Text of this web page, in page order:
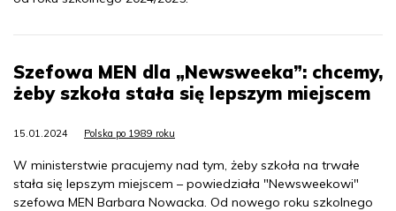
Szefowa MEN dla „Newsweeka”: chcemy,
żeby szkoła stała się lepszym miejscem
15.01.2024 Polska po 1989 roku
W ministerstwie pracujemy nad tym, żeby szkoła na trwałe
stała się lepszym miejscem – powiedziała "Newsweekowi"
szefowa MEN Barbara Nowacka. Od nowego roku szkolnego